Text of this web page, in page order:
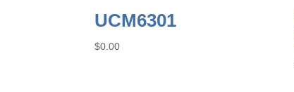
UCM6301
$0.00